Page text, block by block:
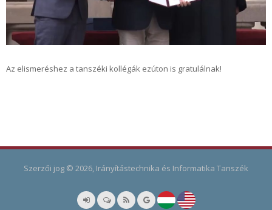
Az elismeréshez a tanszéki kollégák ezúton is gratulálnak!
Szerzői jog © 2026, Irányítástechnika és Informatika Tanszék